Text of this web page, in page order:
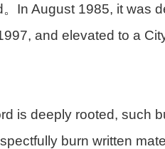
In August 1985, it was
and elevated to a
is deeply rooted, such
burn written